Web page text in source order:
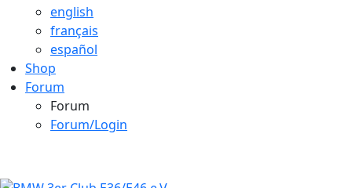
english
français
español
Shop
Forum
Forum
Forum/Login